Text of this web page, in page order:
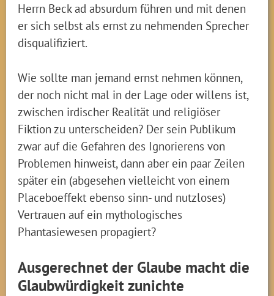
Herrn Beck ad absurdum führen und mit denen
er sich selbst als ernst zu nehmenden Sprecher
disqualifiziert.
Wie sollte man jemand ernst nehmen können,
der noch nicht mal in der Lage oder willens ist,
zwischen irdischer Realität und religiöser
Fiktion zu unterscheiden? Der sein Publikum
zwar auf die Gefahren des Ignorierens von
Problemen hinweist, dann aber ein paar Zeilen
später ein (abgesehen vielleicht von einem
Placeboeffekt ebenso sinn- und nutzloses)
Vertrauen auf ein mythologisches
Phantasiewesen propagiert?
Ausgerechnet der Glaube macht die
Glaubwürdigkeit zunichte